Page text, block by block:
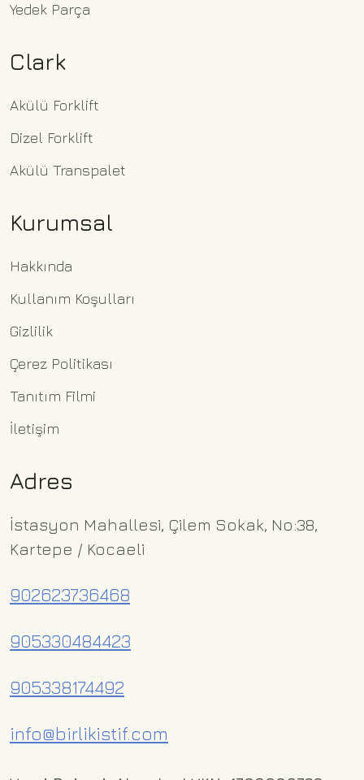
Yedek Parça
Clark
Akülü Forklift
Dizel Forklift
Akülü Transpalet
Kurumsal
Hakkında
Kullanım Koşulları
Gizlilik
Çerez Politikası
Tanıtım Filmi
İletişim
Adres
İstasyon Mahallesi, Çilem Sokak, No:38,
Kartepe / Kocaeli
902623736468
905330484423
905338174492
info@birlikistif.com